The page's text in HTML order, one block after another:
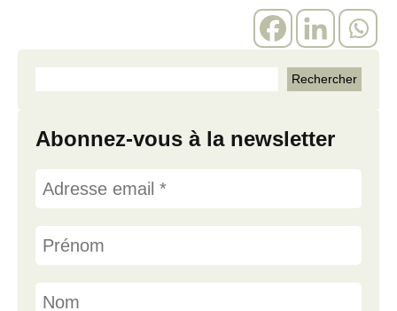
Abonnez-vous à la newsletter